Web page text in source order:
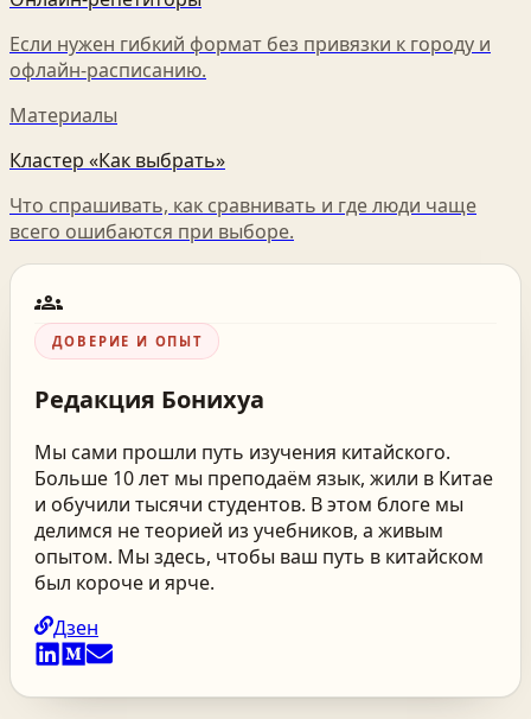
Если нужен гибкий формат без привязки к городу и
офлайн-расписанию.
Материалы
Кластер «Как выбрать»
Что спрашивать, как сравнивать и где люди чаще
всего ошибаются при выборе.
groups
ДОВЕРИЕ И ОПЫТ
Редакция Бонихуа
Мы сами прошли путь изучения китайского.
Больше 10 лет мы преподаём язык, жили в Китае
и обучили тысячи студентов. В этом блоге мы
делимся не теорией из учебников, а живым
опытом. Мы здесь, чтобы ваш путь в китайском
был короче и ярче.
Дзен